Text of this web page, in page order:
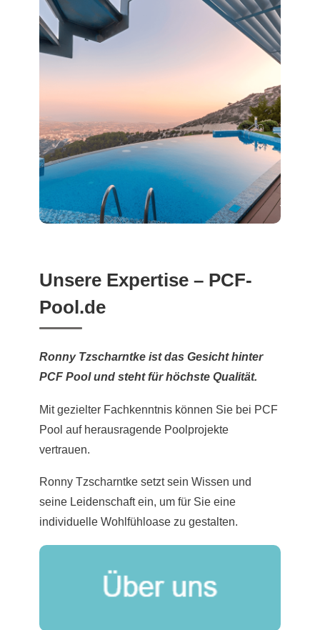
Unsere Expertise – PCF-
Pool.de
Ronny Tzscharntke ist das Gesicht hinter
PCF Pool und steht für höchste Qualität.
Mit gezielter Fachkenntnis können Sie bei PCF
Pool auf herausragende Poolprojekte
vertrauen.
Ronny Tzscharntke setzt sein Wissen und
seine Leidenschaft ein, um für Sie eine
individuelle Wohlfühloase zu gestalten.